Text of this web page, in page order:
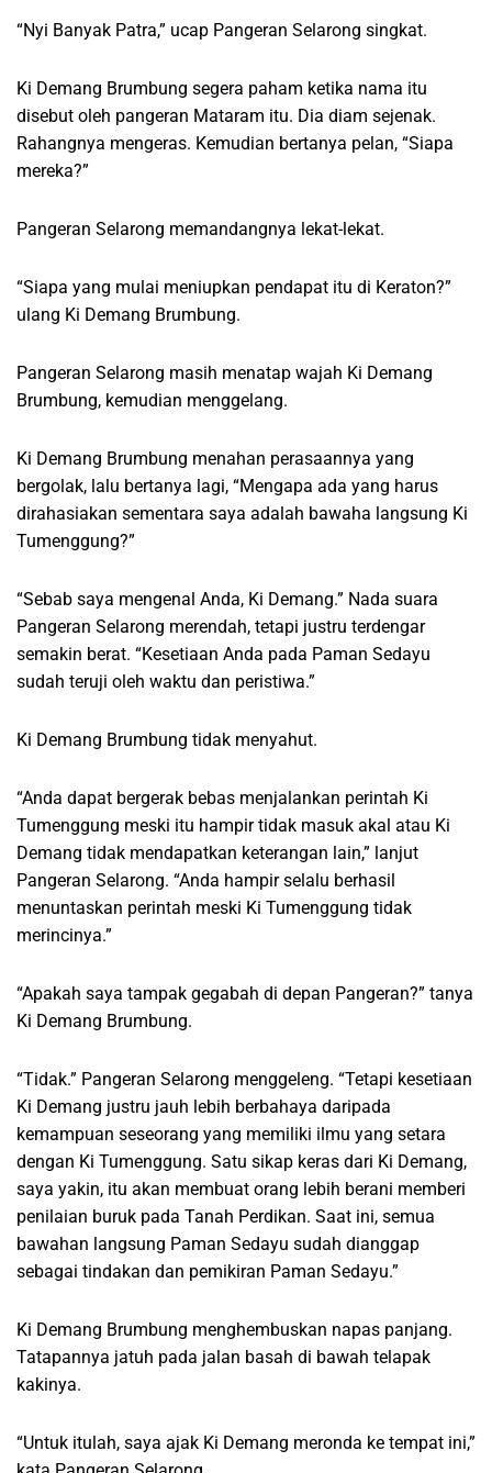
“Nyi Banyak Patra,” ucap Pangeran Selarong singkat.
Ki Demang Brumbung segera paham ketika nama itu
disebut oleh pangeran Mataram itu. Dia diam sejenak.
Rahangnya mengeras. Kemudian bertanya pelan, “Siapa
mereka?”
Pangeran Selarong memandangnya lekat-lekat.
“Siapa yang mulai meniupkan pendapat itu di Keraton?”
ulang Ki Demang Brumbung.
Pangeran Selarong masih menatap wajah Ki Demang
Brumbung, kemudian menggelang.
Ki Demang Brumbung menahan perasaannya yang
bergolak, lalu bertanya lagi, “Mengapa ada yang harus
dirahasiakan sementara saya adalah bawaha langsung Ki
Tumenggung?”
“Sebab saya mengenal Anda, Ki Demang.” Nada suara
Pangeran Selarong merendah, tetapi justru terdengar
semakin berat. “Kesetiaan Anda pada Paman Sedayu
sudah teruji oleh waktu dan peristiwa.”
Ki Demang Brumbung tidak menyahut.
“Anda dapat bergerak bebas menjalankan perintah Ki
Tumenggung meski itu hampir tidak masuk akal atau Ki
Demang tidak mendapatkan keterangan lain,” lanjut
Pangeran Selarong. “Anda hampir selalu berhasil
menuntaskan perintah meski Ki Tumenggung tidak
merincinya.”
“Apakah saya tampak gegabah di depan Pangeran?” tanya
Ki Demang Brumbung.
“Tidak.” Pangeran Selarong menggeleng. “Tetapi kesetiaan
Ki Demang justru jauh lebih berbahaya daripada
kemampuan seseorang yang memiliki ilmu yang setara
dengan Ki Tumenggung. Satu sikap keras dari Ki Demang,
saya yakin, itu akan membuat orang lebih berani memberi
penilaian buruk pada Tanah Perdikan. Saat ini, semua
bawahan langsung Paman Sedayu sudah dianggap
sebagai tindakan dan pemikiran Paman Sedayu.”
Ki Demang Brumbung menghembuskan napas panjang.
Tatapannya jatuh pada jalan basah di bawah telapak
kakinya.
“Untuk itulah, saya ajak Ki Demang meronda ke tempat ini,”